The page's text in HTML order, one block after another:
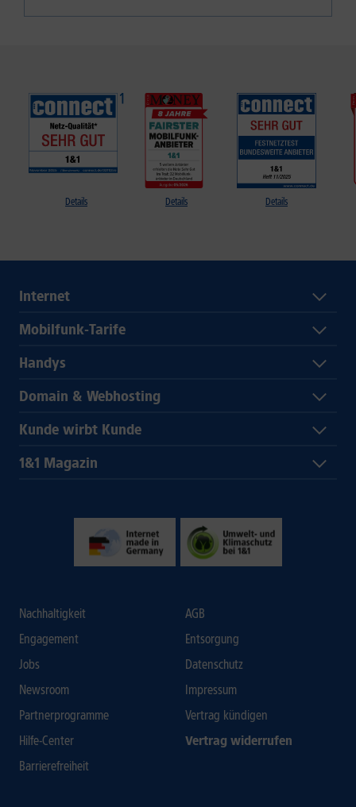
Details Details Details
Internet
Mobilfunk-Tarife
Handys
Domain & Webhosting
Kunde wirbt Kunde
1&1 Magazin
Nachhaltigkeit
Engagement
Jobs
Newsroom
Partnerprogramme
Hilfe-Center
Barrierefreiheit
AGB
Entsorgung
Datenschutz
Impressum
Vertrag kündigen
Vertrag widerrufen